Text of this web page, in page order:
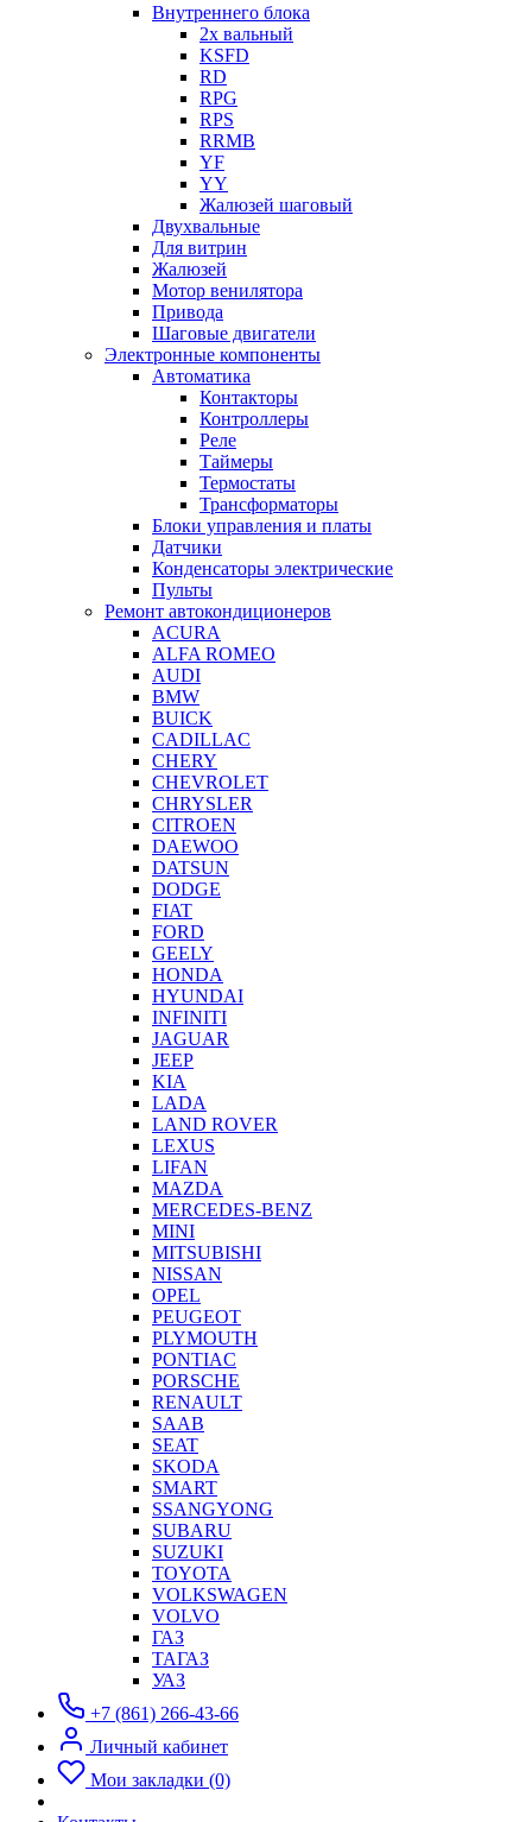
Внутреннего блока
2х вальный
KSFD
RD
RPG
RPS
RRMB
YF
YY
Жалюзей шаговый
Двухвальные
Для витрин
Жалюзей
Мотор венилятора
Привода
Шаговые двигатели
Электронные компоненты
Автоматика
Контакторы
Контроллеры
Реле
Таймеры
Термостаты
Трансформаторы
Блоки управления и платы
Датчики
Конденсаторы электрические
Пульты
Ремонт автокондиционеров
ACURA
ALFA ROMEO
AUDI
BMW
BUICK
CADILLAC
CHERY
CHEVROLET
CHRYSLER
CITROEN
DAEWOO
DATSUN
DODGE
FIAT
FORD
GEELY
HONDA
HYUNDAI
INFINITI
JAGUAR
JEEP
KIA
LADA
LAND ROVER
LEXUS
LIFAN
MAZDA
MERCEDES-BENZ
MINI
MITSUBISHI
NISSAN
OPEL
PEUGEOT
PLYMOUTH
PONTIAC
PORSCHE
RENAULT
SAAB
SEAT
SKODA
SMART
SSANGYONG
SUBARU
SUZUKI
TOYOTA
VOLKSWAGEN
VOLVO
ГАЗ
ТАГАЗ
УАЗ
+7 (861) 266-43-66
Личный кабинет
Мои закладки (0)